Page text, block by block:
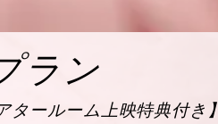
ラン
タールーム上映特典付き】